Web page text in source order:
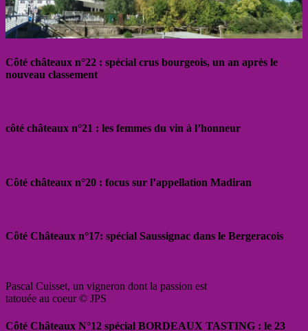
Côté châteaux n°22 : spécial crus bourgeois, un an après le
nouveau classement
côté châteaux n°21 : les femmes du vin à l’honneur
Côté châteaux n°20 : focus sur l’appellation Madiran
Côté Châteaux n°17: spécial Saussignac dans le Bergeracois
Pascal Cuisset, un vigneron dont la passion est
tatouée au coeur © JPS
Côté Châteaux N°12 spécial BORDEAUX TASTING : le 23